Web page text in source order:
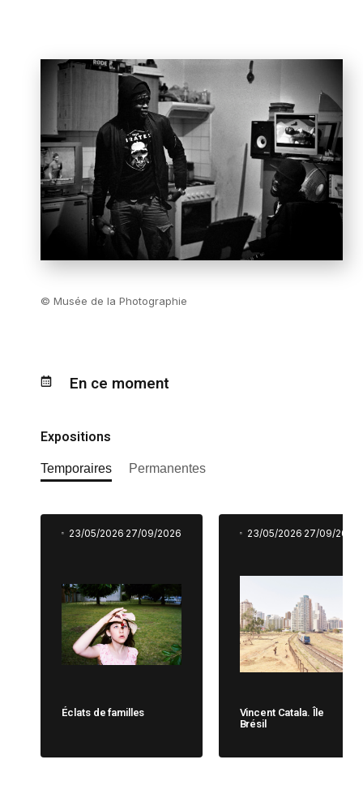
© Musée de la Photographie
En ce moment
Expositions
Temporaires Permanentes
23/05/2026 27/09/2026
Éclats de familles
23/05/2026 27/09/2026
Vincent Catala. Île
Brésil